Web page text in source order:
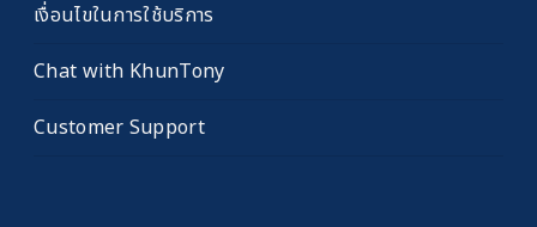
เงื่อนไขในการใช้บริการ
Chat with KhunTony
Customer Support